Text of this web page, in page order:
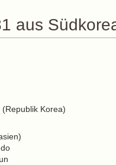
aus
(Republik Korea)